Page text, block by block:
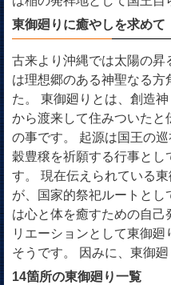
東御廻りに癒やしを求めて
古来より沖縄では太陽の昇
は理想郷のある神聖なる方
た。 東御廻りとは、創造
から渡来して住みついた
の事です。 起源は国王の
穀豊穣を祈願する行事とし
す。 現在伝えられている
が、国家的祭祀ルートと
は心と体を癒すための自己
リエーションとして東御
そうです。 因みに、東御
14箇所の東御廻り一覧